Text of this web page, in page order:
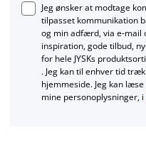
Jeg ønsker at modtage
tilpasset kommunikation
og min adfærd, via
inspiration, gode tilbud,
for hele JYSKs
. Jeg kan til enhver tid
hjemmeside. Jeg kan
mine personoplysninger, i